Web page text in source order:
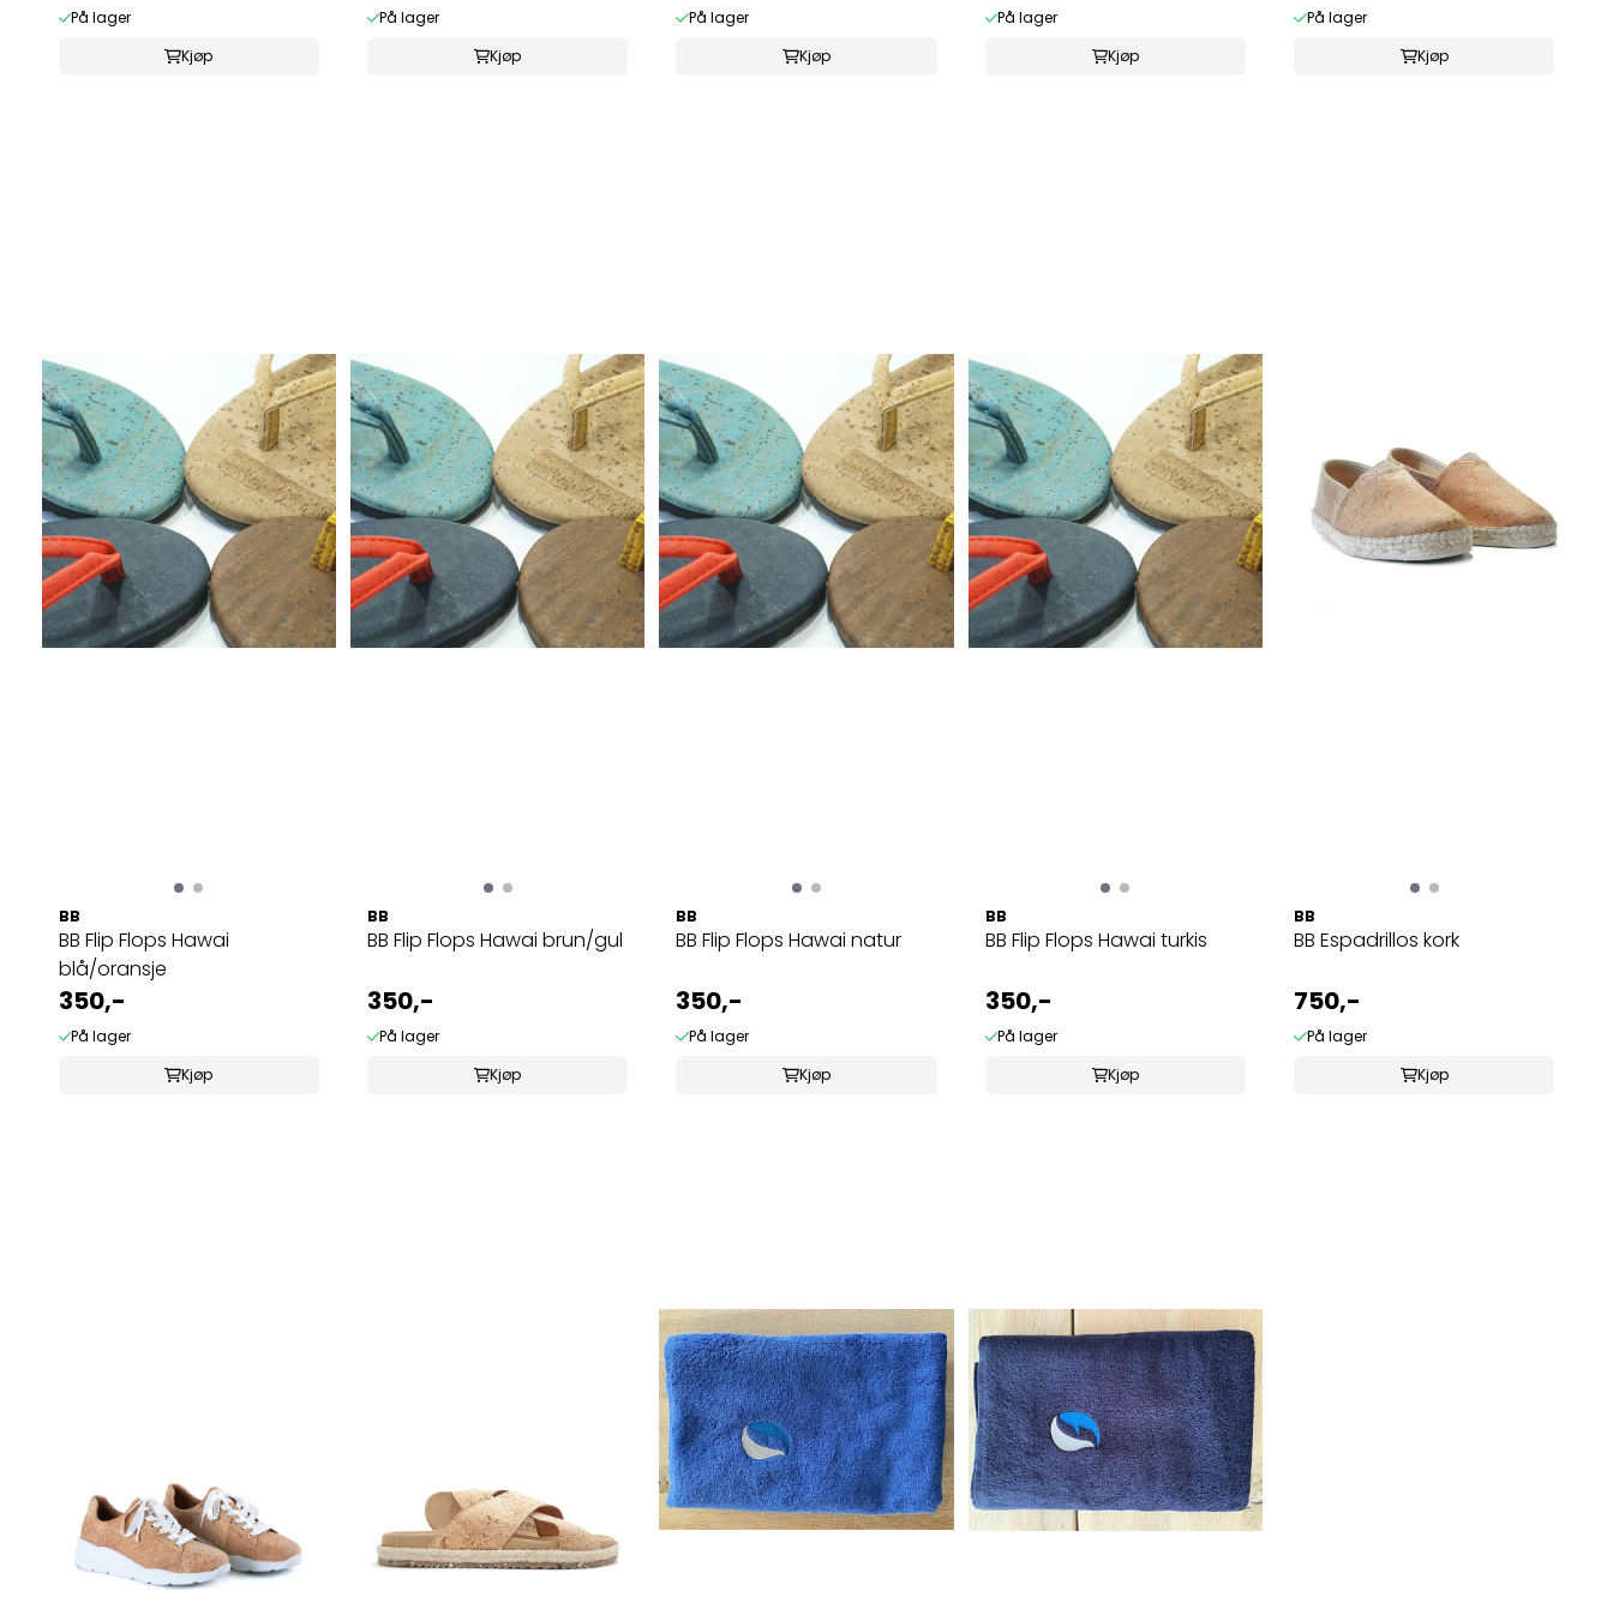
På lager
Kjøp
På lager
Kjøp
På lager
Kjøp
På lager
Kjøp
På lager
Kjøp
BB
BB Flip Flops Hawai
blå/oransje
350,-
På lager
Kjøp
BB
BB Flip Flops Hawai brun/gul
350,-
På lager
Kjøp
BB
BB Flip Flops Hawai natur
350,-
På lager
Kjøp
BB
BB Flip Flops Hawai turkis
350,-
På lager
Kjøp
BB
BB Espadrillos kork
750,-
På lager
Kjøp